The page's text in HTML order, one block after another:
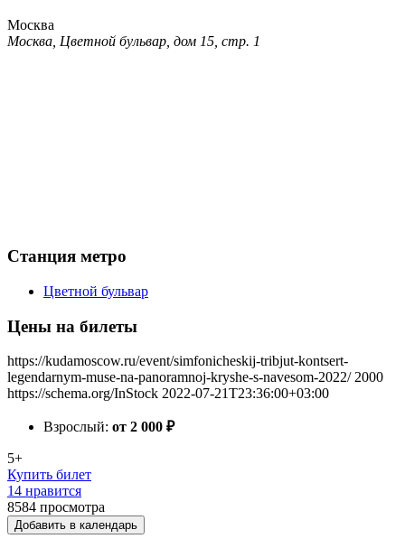
Москва
Москва, Цветной бульвар, дом 15, стр. 1
Станция метро
Цветной бульвар
Цены на билеты
https://kudamoscow.ru/event/simfonicheskij-tribjut-kontsert-
legendarnym-muse-na-panoramnoj-kryshe-s-navesom-2022/ 2000
https://schema.org/InStock 2022-07-21T23:36:00+03:00
Взрослый: от 2 000 ₽
5+
Купить билет
14 нравится
8584 просмотра
Добавить в календарь